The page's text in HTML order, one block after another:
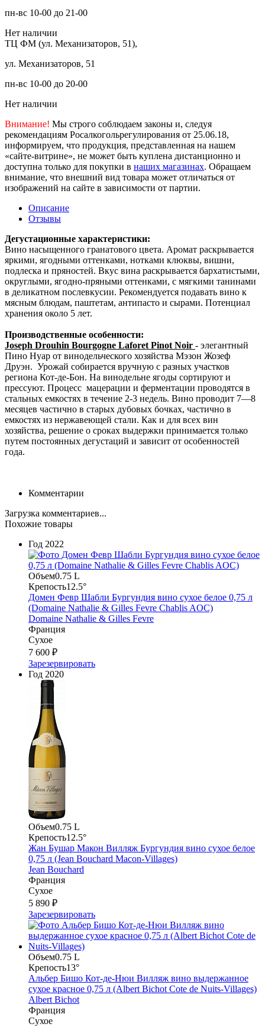
пн-вс 10-00 до 21-00
Нет наличии
ТЦ ФМ (ул. Механизаторов, 51),
ул. Механизаторов, 51
пн-вс 10-00 до 20-00
Нет наличии
Внимание! Мы строго соблюдаем законы и, следуя
рекомендациям Росалкогольрегулирования от 25.06.18,
информируем, что продукция, представленная на нашем
«сайте-витрине», не может быть куплена дистанционно и
доступна только для покупки в наших магазинах. Обращаем
внимание, что внешний вид товара может отличаться от
изображений на сайте в зависимости от партии.
Описание
Отзывы
Дегустационные характеристики:
Вино насыщенного гранатового цвета. Аромат раскрывается
яркими, ягодными оттенками, нотками клюквы, вишни,
подлеска и пряностей. Вкус вина раскрывается бархатистыми,
округлыми, ягодно-пряными оттенками, с мягкими танинами
в деликатном послевкусии. Рекомендуется подавать вино к
мясным блюдам, паштетам, антипасто и сырами. Потенциал
хранения около 5 лет.
Производственные особенности:
Joseph Drouhin Bourgogne Laforet Pinot Noir - элегантный
Пино Нуар от винодельческого хозяйства Мэзон Жозеф
Друэн. Урожай собирается вручную с разных участков
региона Кот-де-Бон. На винодельне ягоды сортируют и
прессуют. Процесс мацерации и ферментации проводятся в
стальных емкостях в течение 2-3 недель. Вино проводит 7—8
месяцев частично в старых дубовых бочках, частично в
емкостях из нержавеющей стали. Как и для всех вин
хозяйства, решение о сроках выдержки принимается только
путем постоянных дегустаций и зависит от особенностей
года.
Комментарии
Загрузка комментариев...
Похожие товары
Год 2022
Объем0.75 L
Крепость12.5°
Домен Февр Шабли Бургундия вино сухое белое 0,75 л
(Domaine Nathalie & Gilles Fevre Chablis AOC)
Domaine Nathalie & Gilles Fevre
Франция
Сухое
7 600 ₽
Зарезервировать
Год 2020
Объем0.75 L
Крепость12.5°
Жан Бушар Макон Вилляж Бургундия вино сухое белое
0,75 л (Jean Bouchard Macon-Villages)
Jean Bouchard
Франция
Сухое
5 890 ₽
Зарезервировать
Объем0.75 L
Крепость13°
Альбер Бишо Кот-де-Нюи Вилляж вино выдержанное
сухое красное 0,75 л (Albert Bichot Cote de Nuits-Villages)
Albert Bichot
Франция
Сухое